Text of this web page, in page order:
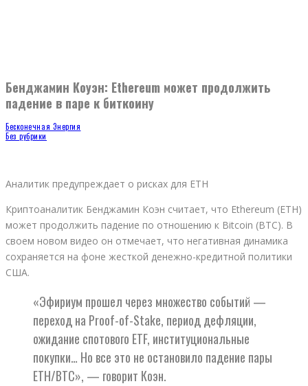
Бенджамин Коуэн: Ethereum может продолжить
падение в паре к биткоину
Бесконечная Энергия
Без рубрики
Аналитик предупреждает о рисках для ETH
Криптоаналитик Бенджамин Коэн считает, что Ethereum (ETH)
может продолжить падение по отношению к Bitcoin (BTC). В
своем новом видео он отмечает, что негативная динамика
сохраняется на фоне жесткой денежно-кредитной политики
США.
«Эфириум прошел через множество событий —
переход на Proof-of-Stake, период дефляции,
ожидание спотового ETF, институциональные
покупки… Но все это не остановило падение пары
ETH/BTC», — говорит Коэн.